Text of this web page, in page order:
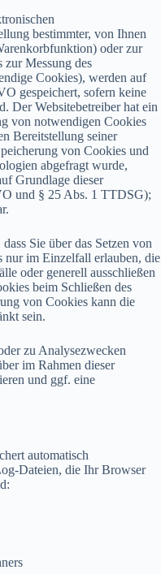
bestimmter, von Ihnen
oder zur
Messung des
Cookies), werden auf
gespeichert, sofern keine
Der Websitebetreiber hat ein
von notwendigen Cookies
Bereitstellung seiner
von Cookies und
abgefragt wurde,
Grundlage dieser
und § 25 Abs. 1 TTDSG);
Sie über das Setzen von
im Einzelfall erlauben, die
oder generell ausschließen
beim Schließen des
von Cookies kann die
sein.
zu Analysezwecken
im Rahmen dieser
und ggf. eine
automatisch
Dateien, die Ihr Browser